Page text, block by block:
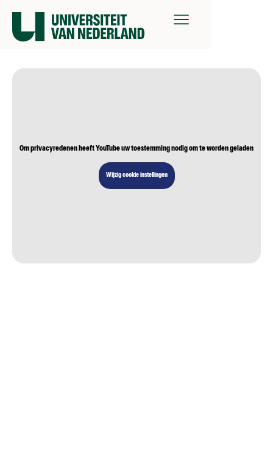
Om privacyredenen heeft YouTube uw toestemming nodig om te worden geladen
Wijzig cookie instellingen